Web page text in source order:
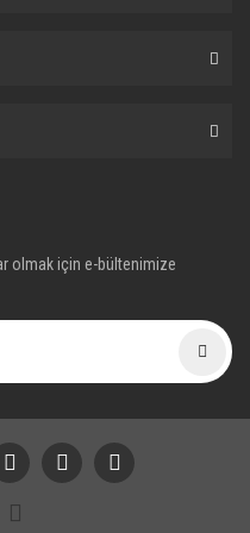
olmak için e-bültenimize